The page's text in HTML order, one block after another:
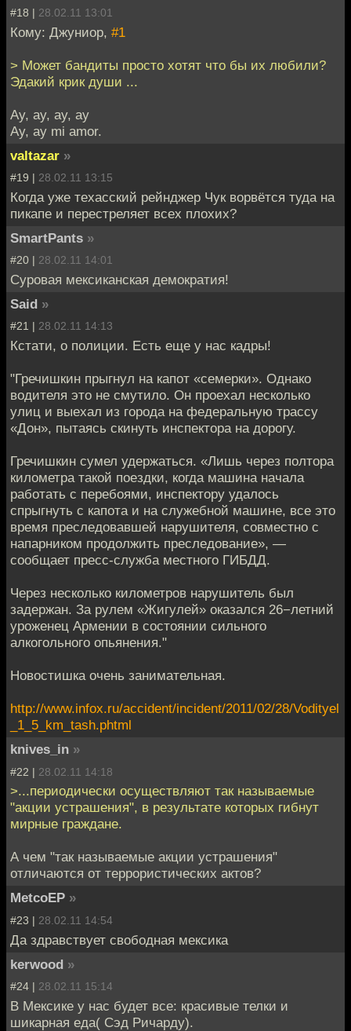
#18 | 28.02.11 13:01
Кому: Джуниор, #1
> Может бандиты просто хотят что бы их любили?
Эдакий крик души ...
Ay, ay, ay, ay
Ay, ay mi amor.
valtazar »
#19 | 28.02.11 13:15
Когда уже техасский рейнджер Чук ворвётся туда на
пикапе и перестреляет всех плохих?
SmartPants »
#20 | 28.02.11 14:01
Суровая мексиканская демократия!
Said »
#21 | 28.02.11 14:13
Кстати, о полиции. Есть еще у нас кадры!
"Гречишкин прыгнул на капот «семерки». Однако
водителя это не смутило. Он проехал несколько
улиц и выехал из города на федеральную трассу
«Дон», пытаясь скинуть инспектора на дорогу.
Гречишкин сумел удержаться. «Лишь через полтора
километра такой поездки, когда машина начала
работать с перебоями, инспектору удалось
спрыгнуть с капота и на служебной машине, все это
время преследовавшей нарушителя, совместно с
напарником продолжить преследование», —
сообщает пресс-служба местного ГИБДД.
Через несколько километров нарушитель был
задержан. За рулем «Жигулей» оказался 26−летний
уроженец Армении в состоянии сильного
алкогольного опьянения."
Новостишка очень занимательная.
http://www.infox.ru/accident/incident/2011/02/28/Vodityel
_1_5_km_tash.phtml
knives_in »
#22 | 28.02.11 14:18
>...периодически осуществляют так называемые
"акции устрашения", в результате которых гибнут
мирные граждане.
А чем "так называемые акции устрашения"
отличаются от террористических актов?
MetcoEP »
#23 | 28.02.11 14:54
Да здравствует свободная мексика
kerwood »
#24 | 28.02.11 15:14
В Мексике у нас будет все: красивые телки и
шикарная еда( Cэд Ричарду).